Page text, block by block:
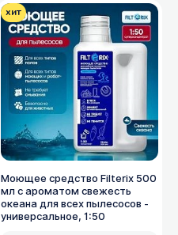
Моющее средство Filterix 500
мл с ароматом свежесть
океана для всех пылеcосов -
универсальное, 1:50
хит